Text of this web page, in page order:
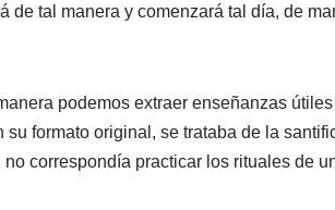
tal manera y comenzará tal día, de
podemos extraer enseñanzas
formato original, se trataba de la
correspondía practicar los rituales de